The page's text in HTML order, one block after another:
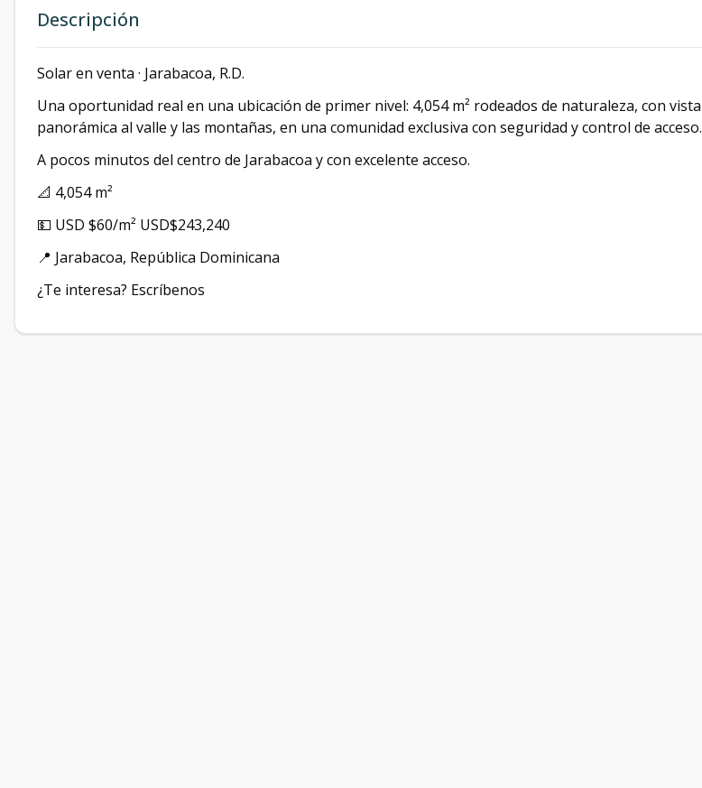
Descripción
Solar en venta · Jarabacoa, R.D.
Una oportunidad real en una ubicación de primer nivel: 4,054 m² rodeados de naturaleza, con vista
panorámica al valle y las montañas, en una comunidad exclusiva con seguridad y control de acceso.
A pocos minutos del centro de Jarabacoa y con excelente acceso.
📐 4,054 m²
💵 USD $60/m² USD$243,240
📍 Jarabacoa, República Dominicana
¿Te interesa? Escríbenos